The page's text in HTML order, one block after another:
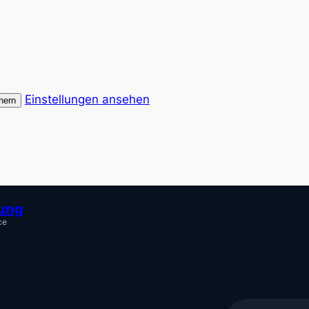
Einstellungen ansehen